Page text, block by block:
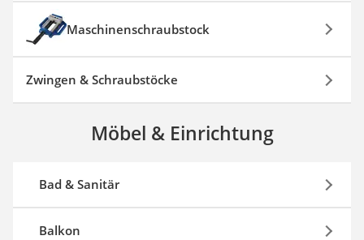
Maschinenschraubstock
Zwingen & Schraubstöcke
Möbel & Einrichtung
Bad & Sanitär
Balkon